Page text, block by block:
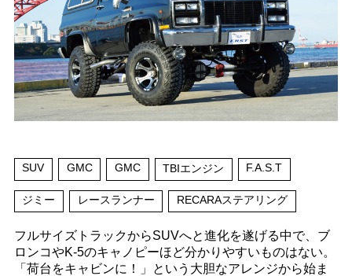
SUV GMC GMC TBIエンジン F.A.S.T
ジミー レースランナー RECARAステアリング
フルサイズトラックからSUVへと進化を遂げる中で、ブ
ロンコやK-5のキャノピーほど分かりやすいものはない。
「荷台をキャビンに！」という大胆なアレンジから始ま